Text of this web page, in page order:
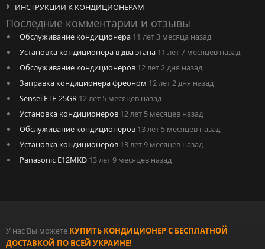
ИНСТРУКЦИИ К КОНДИЦИОНЕРАМ
Последние комментарии и отзывы
Обслуживание кондиционера 11 лет 3 месяца назад
Установка кондиционера в два этапа 11 лет 7 месяцев назад
Обслуживание кондиционеров 12 лет 2 дня назад
Заправка кондиционера фреоном 12 лет 2 дня назад
Sensei FTE-25GR 12 лет 5 месяцев назад
Установка кондиционеров 12 лет 5 месяцев назад
Обслуживание кондиционеров 13 лет 5 месяцев назад
Установка кондиционеров 13 лет 9 месяцев назад
Panasonic E12MKD 13 лет 9 месяцев назад
У нас Вы можете КУПИТЬ КОНДИЦИОНЕР С БЕСПЛАТНОЙ
ДОСТАВКОЙ ПО ВСЕЙ УКРАИНЕ!